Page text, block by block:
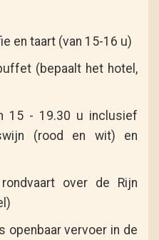
en taart (van 15-16 u)
(bepaalt het hotel,
15 - 19.30 u inclusief
(rood en wit) en
over de Rijn
openbaar vervoer in de